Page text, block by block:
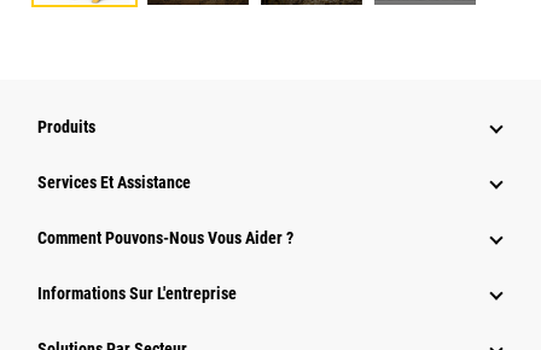
Produits
Services Et Assistance
Comment Pouvons-Nous Vous Aider ?
Informations Sur L'entreprise